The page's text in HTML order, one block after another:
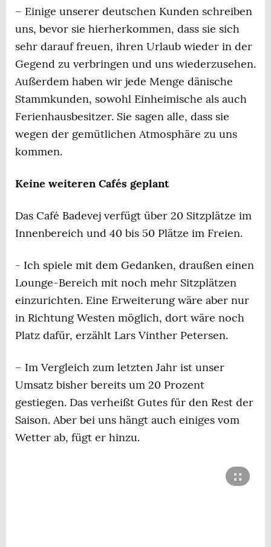
– Einige unserer deutschen Kunden schreiben
uns, bevor sie hierherkommen, dass sie sich
sehr darauf freuen, ihren Urlaub wieder in der
Gegend zu verbringen und uns wiederzusehen.
Außerdem haben wir jede Menge dänische
Stammkunden, sowohl Einheimische als auch
Ferienhausbesitzer. Sie sagen alle, dass sie
wegen der gemütlichen Atmosphäre zu uns
kommen.
Keine weiteren Cafés geplant
Das Café Badevej verfügt über 20 Sitzplätze im
Innenbereich und 40 bis 50 Plätze im Freien.
- Ich spiele mit dem Gedanken, draußen einen
Lounge-Bereich mit noch mehr Sitzplätzen
einzurichten. Eine Erweiterung wäre aber nur
in Richtung Westen möglich, dort wäre noch
Platz dafür, erzählt Lars Vinther Petersen.
– Im Vergleich zum letzten Jahr ist unser
Umsatz bisher bereits um 20 Prozent
gestiegen. Das verheißt Gutes für den Rest der
Saison. Aber bei uns hängt auch einiges vom
Wetter ab, fügt er hinzu.